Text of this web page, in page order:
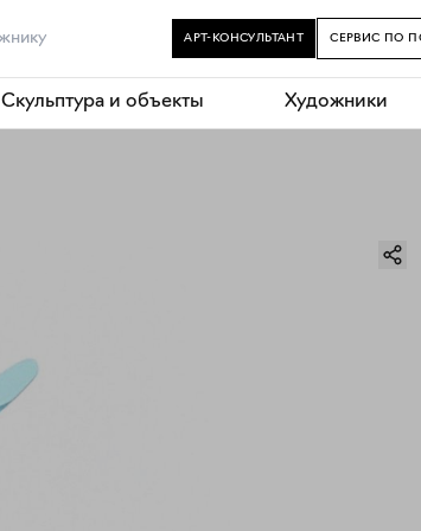
АРТ-КОНСУЛЬТАНТ СЕРВИС ПО
Скульптура и объекты Художники